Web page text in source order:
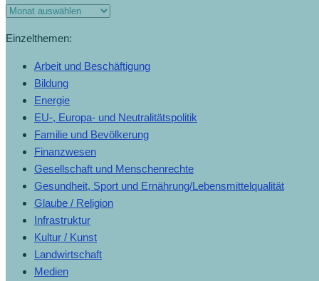
Einzelthemen:
Arbeit und Beschäftigung
Bildung
Energie
EU-, Europa- und Neutralitätspolitik
Familie und Bevölkerung
Finanzwesen
Gesellschaft und Menschenrechte
Gesundheit, Sport und Ernährung/Lebensmittelqualität
Glaube / Religion
Infrastruktur
Kultur / Kunst
Landwirtschaft
Medien